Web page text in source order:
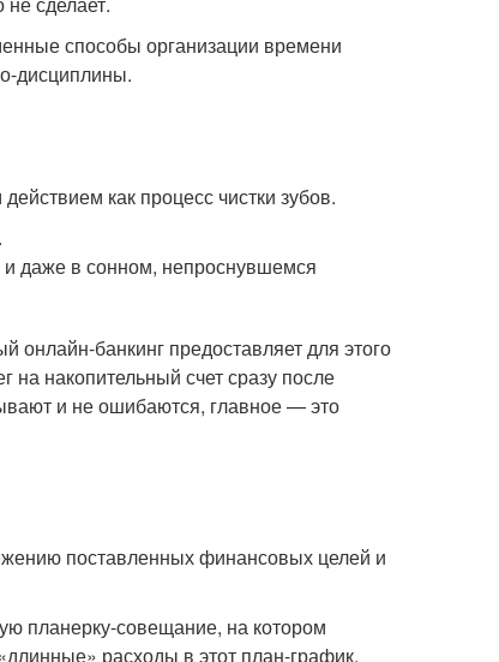
способы организации времени
дисциплины.
как процесс чистки зубов.
даже в сонном, непроснувшемся
банкинг предоставляет для этого
на накопительный счет сразу после
и не ошибаются, главное — это
поставленных финансовых целей и
планерку-совещание, на котором
расходы в этот план-график.